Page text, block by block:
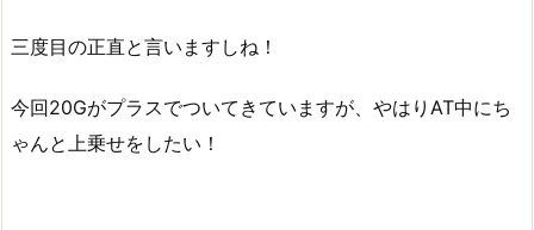
三度目の正直と言いますしね！
今回20Gがプラスでついてきていますが、やはりAT中にち
ゃんと上乗せをしたい！